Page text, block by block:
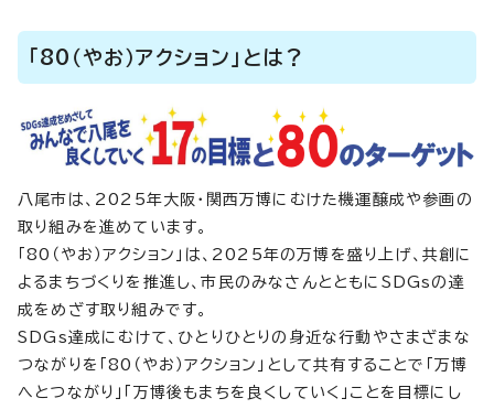
「80（やお）アクション」とは？
八尾市は、2025年大阪・関西万博にむけた機運醸成や参画の
取り組みを進めています。
「80（やお）アクション」は、2025年の万博を盛り上げ、共創に
よるまちづくりを推進し、市民のみなさんとともにSDGsの達
成をめざす取り組みです。
SDGs達成にむけて、ひとりひとりの身近な行動やさまざまな
つながりを「80（やお）アクション」として共有することで「万博
へとつながり」「万博後もまちを良くしていく」ことを目標にし